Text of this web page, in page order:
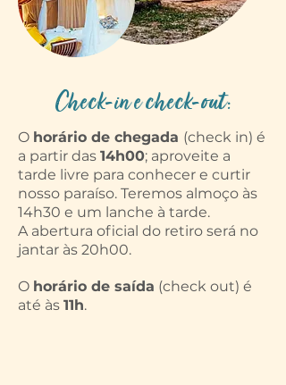
Check-in e check-out:
O horário de chegada (check in) é
a partir das 14h00; aproveite a
tarde livre para conhecer e curtir
nosso paraíso. Teremos almoço às
14h30 e um lanche à tarde.
A abertura oficial do retiro será no
jantar às 20h00.
O horário de saída (check out) é
até às 11h.